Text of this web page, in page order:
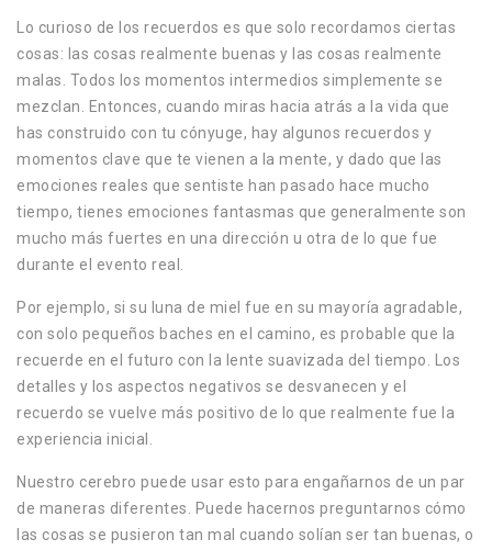
Lo curioso de los recuerdos es que solo recordamos ciertas
cosas: las cosas realmente buenas y las cosas realmente
malas. Todos los momentos intermedios simplemente se
mezclan. Entonces, cuando miras hacia atrás a la vida que
has construido con tu cónyuge, hay algunos recuerdos y
momentos clave que te vienen a la mente, y dado que las
emociones reales que sentiste han pasado hace mucho
tiempo, tienes emociones fantasmas que generalmente son
mucho más fuertes en una dirección u otra de lo que fue
durante el evento real.
Por ejemplo, si su luna de miel fue en su mayoría agradable,
con solo pequeños baches en el camino, es probable que la
recuerde en el futuro con la lente suavizada del tiempo. Los
detalles y los aspectos negativos se desvanecen y el
recuerdo se vuelve más positivo de lo que realmente fue la
experiencia inicial.
Nuestro cerebro puede usar esto para engañarnos de un par
de maneras diferentes. Puede hacernos preguntarnos cómo
las cosas se pusieron tan mal cuando solían ser tan buenas, o